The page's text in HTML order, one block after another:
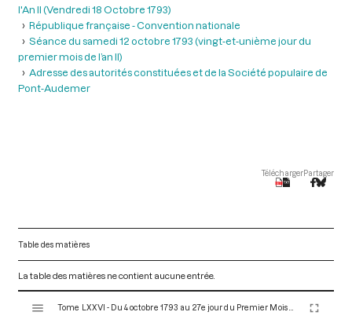
l'An II (Vendredi 18 Octobre 1793)
République française - Convention nationale
Séance du samedi 12 octobre 1793 (vingt-et-unième jour du
premier mois de l’an II)
Adresse des autorités constituées et de la Société populaire de
Pont-Audemer
TéléchargerPartager
Table des matières
La table des matières ne contient aucune entrée.